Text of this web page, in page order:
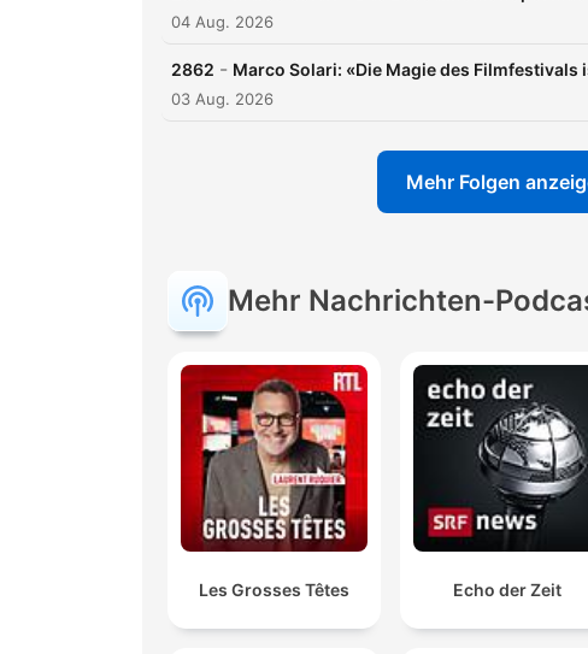
04 Aug. 2026
2862 - Marco Solari: «Die Magie des Filmfestivals
03 Aug. 2026
Mehr Folgen
Mehr Nachrichten-
Les Grosses Têtes Echo der Zeit